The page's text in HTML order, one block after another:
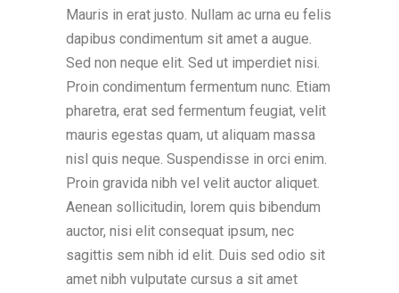
Mauris in erat justo. Nullam ac urna eu felis
dapibus condimentum sit amet a augue.
Sed non neque elit. Sed ut imperdiet nisi.
Proin condimentum fermentum nunc. Etiam
pharetra, erat sed fermentum feugiat, velit
mauris egestas quam, ut aliquam massa
nisl quis neque. Suspendisse in orci enim.
Proin gravida nibh vel velit auctor aliquet.
Aenean sollicitudin, lorem quis bibendum
auctor, nisi elit consequat ipsum, nec
sagittis sem nibh id elit. Duis sed odio sit
amet nibh vulputate cursus a sit amet